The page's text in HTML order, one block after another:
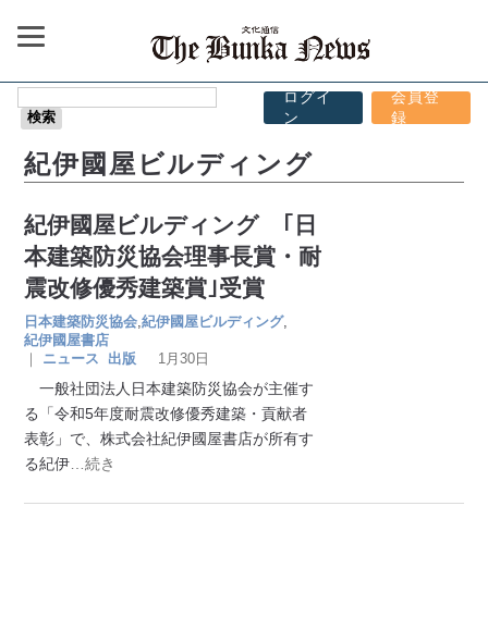
ログイ
ン
会員登
録
紀伊國屋ビルディング
紀伊國屋ビルディング ｢日
本建築防災協会理事長賞・耐
震改修優秀建築賞｣受賞
日本建築防災協会 ,紀伊國屋ビルディング,
紀伊國屋書店
｜
ニュース 出版 1月30日
一般社団法人日本建築防災協会が主催す
る「令和5年度耐震改修優秀建築・貢献者
表彰」で、株式会社紀伊國屋書店が所有す
る紀伊 …続き